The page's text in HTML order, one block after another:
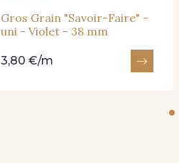
Gros Grain "Savoir-Faire" -
uni - Violet - 38 mm
3,80 €/m